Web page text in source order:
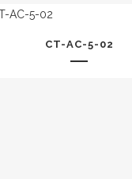
CT-AC-5-02